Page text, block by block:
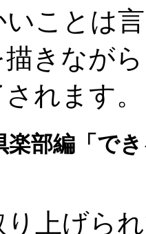
ことは
きなが
れます。
楽部編「で
上げら